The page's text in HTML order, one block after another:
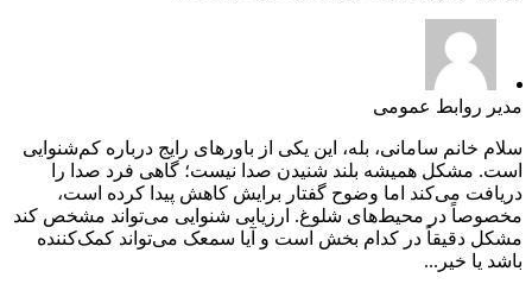
مدیر روابط عمومی
سلام خانم سامانی، بله، این یکی از باورهای رایج درباره کم‌شنوایی
است. مشکل همیشه بلند شنیدن صدا نیست؛ گاهی فرد صدا را
دریافت می‌کند اما وضوح گفتار برایش کاهش پیدا کرده است،
مخصوصاً در محیط‌های شلوغ. ارزیابی شنوایی می‌تواند مشخص کند
مشکل دقیقاً در کدام بخش است و آیا سمعک می‌تواند کمک‌کننده
باشد یا خیر...